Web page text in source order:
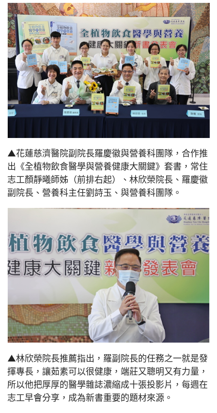
▲花蓮慈濟醫院副院長羅慶徽與營養科團隊，合作推
出《全植物飲食醫學與營養健康大關鍵》套書，常住
志工顏靜曦師姊（前排右起）、林欣榮院長、羅慶徽
副院長、營養科主任劉詩玉、與營養科團隊。
▲林欣榮院長推薦指出，羅副院長的任務之一就是發
揮專長，讓茹素可以很健康，端莊又聰明又有力量，
所以他把厚厚的醫學雜誌濃縮成十張投影片，每週在
志工早會分享，成為新書重要的題材來源。